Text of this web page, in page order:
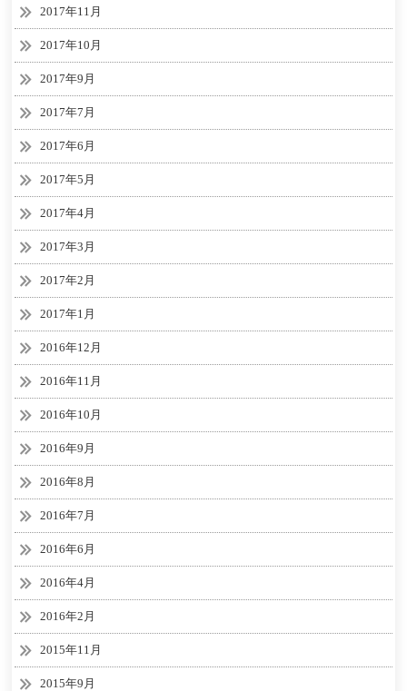
2017年11月
2017年10月
2017年9月
2017年7月
2017年6月
2017年5月
2017年4月
2017年3月
2017年2月
2017年1月
2016年12月
2016年11月
2016年10月
2016年9月
2016年8月
2016年7月
2016年6月
2016年4月
2016年2月
2015年11月
2015年9月